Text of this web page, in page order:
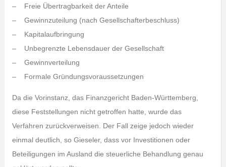
– Freie Übertragbarkeit der Anteile
– Gewinnzuteilung (nach Gesellschafterbeschluss)
– Kapitalaufbringung
– Unbegrenzte Lebensdauer der Gesellschaft
– Gewinnverteilung
– Formale Gründungsvoraussetzungen
Da die Vorinstanz, das Finanzgericht Baden-Württemberg,
diese Feststellungen nicht getroffen hatte, wurde das
Verfahren zurückverweisen. Der Fall zeige jedoch wieder
einmal deutlich, so Gieseler, dass vor Investitionen oder
Beteiligungen im Ausland die steuerliche Behandlung genau